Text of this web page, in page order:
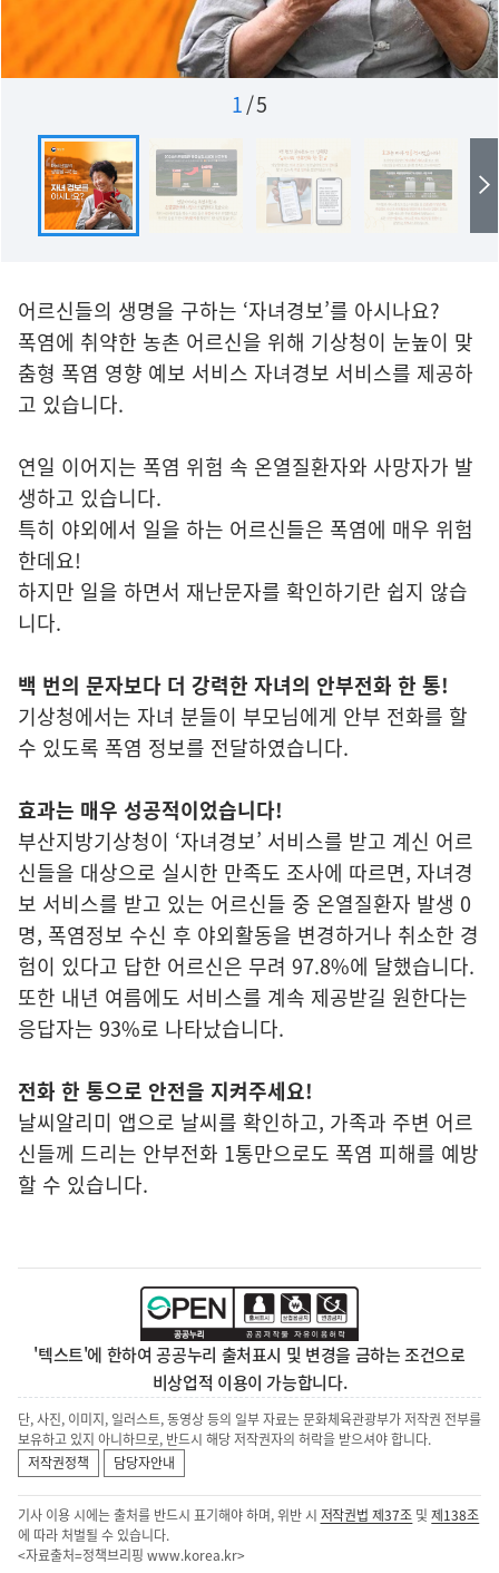
1/5
어르신들의 생명을 구하는 ‘자녀경보’를 아시나요?
폭염에 취약한 농촌 어르신을 위해 기상청이 눈높이 맞
춤형 폭염 영향 예보 서비스 자녀경보 서비스를 제공하
고 있습니다.
연일 이어지는 폭염 위험 속 온열질환자와 사망자가 발
생하고 있습니다.
특히 야외에서 일을 하는 어르신들은 폭염에 매우 위험
한데요!
하지만 일을 하면서 재난문자를 확인하기란 쉽지 않습
니다.
백 번의 문자보다 더 강력한 자녀의 안부전화 한 통!
기상청에서는 자녀 분들이 부모님에게 안부 전화를 할
수 있도록 폭염 정보를 전달하였습니다.
효과는 매우 성공적이었습니다!
부산지방기상청이 ‘자녀경보’ 서비스를 받고 계신 어르
신들을 대상으로 실시한 만족도 조사에 따르면, 자녀경
보 서비스를 받고 있는 어르신들 중 온열질환자 발생 0
명, 폭염정보 수신 후 야외활동을 변경하거나 취소한 경
험이 있다고 답한 어르신은 무려 97.8%에 달했습니다.
또한 내년 여름에도 서비스를 계속 제공받길 원한다는
응답자는 93%로 나타났습니다.
전화 한 통으로 안전을 지켜주세요!
날씨알리미 앱으로 날씨를 확인하고, 가족과 주변 어르
신들께 드리는 안부전화 1통만으로도 폭염 피해를 예방
할 수 있습니다.
'텍스트'에 한하여 공공누리 출처표시 및 변경을 금하는 조건으로
비상업적 이용이 가능합니다.
단, 사진, 이미지, 일러스트, 동영상 등의 일부 자료는 문화체육관광부가 저작권 전부를
보유하고 있지 아니하므로, 반드시 해당 저작권자의 허락을 받으셔야 합니다.
저작권정책
담당자안내
기사 이용 시에는 출처를 반드시 표기해야 하며, 위반 시 저작권법 제37조 및제138조
에 따라 처벌될 수 있습니다.
<자료출처=정책브리핑 www.korea.kr>